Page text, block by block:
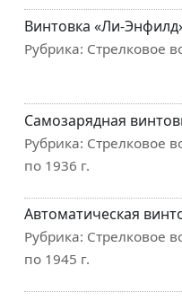
Винтовка «Ли-
Рубрика: Стрелковое
Самозарядная
Рубрика: Стрелковое
по 1936 г.
Автоматическая
Рубрика: Стрелковое
по 1945 г.